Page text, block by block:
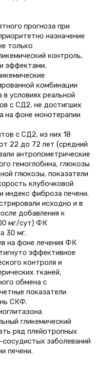
прогноза при
назначение
только
контроль,
эффектами.
комбинации
условиях реальной
с СД2, не достигших
на фоне монотерапии
с СД2, из них 18
22 до 72 лет (средний
антропометрические
гемоглобина, глюкозы
глюкозы, показатели
клубочковой
фиброза печени.
исходно и в
добавления к
мг/сут) ФК
30 мг.
на фоне лечения ФК
эффективное
контроля и
тканей,
обмена с
показатели
СКФ.
гликемический
ряд плейотропных
заболеваний
печени.